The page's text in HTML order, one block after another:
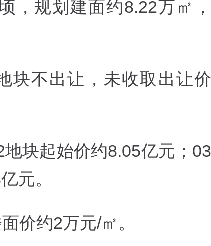
，规划建面约8.22万㎡，
块不出让，未收取出让价
块起始价约8.05亿元；03
元。
价约2万元/㎡。